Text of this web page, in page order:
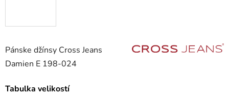
Pánske džínsy Cross Jeans
Damien E 198-024
Tabulka velikostí